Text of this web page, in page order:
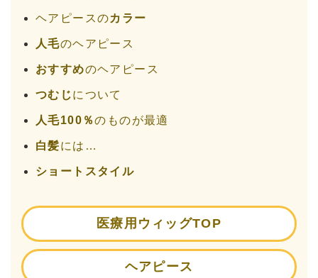
ヘアピースのカラー
人毛のヘアピース
おすすめのヘアピース
つむじについて
人毛100％のものが最適
白髪には…
ショートスタイル
医療用ウィッグTOP
ヘアピース